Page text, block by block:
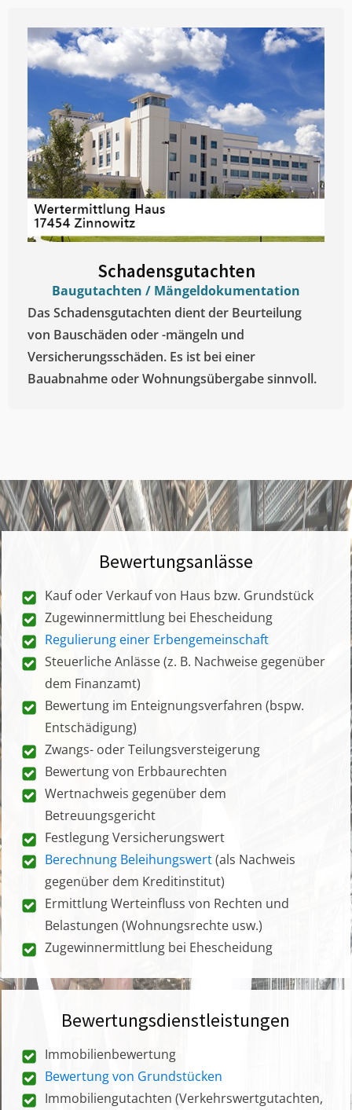
Schadensgutachten
Baugutachten / Mängeldokumentation
Das Schadensgutachten dient der Beurteilung
von Bauschäden oder -mängeln und
Versicherungsschäden. Es ist bei einer
Bauabnahme oder Wohnungsübergabe sinnvoll.
Bewertungsanlässe
Kauf oder Verkauf von Haus bzw. Grundstück
Zugewinnermittlung bei Ehescheidung
Regulierung einer Erbengemeinschaft
Steuerliche Anlässe (z. B. Nachweise gegenüber
dem Finanzamt)
Bewertung im Enteignungsverfahren (bspw.
Entschädigung)
Zwangs- oder Teilungsversteigerung
Bewertung von Erbbaurechten
Wertnachweis gegenüber dem
Betreuungsgericht
Festlegung Versicherungswert
Berechnung Beleihungswert(als Nachweis
gegenüber dem Kreditinstitut)
Ermittlung Werteinfluss von Rechten und
Belastungen (Wohnungsrechte usw.)
Zugewinnermittlung bei Ehescheidung
Bewertungsdienstleistungen
Immobilienbewertung
Bewertung von Grundstücken
Immobiliengutachten (Verkehrswertgutachten,